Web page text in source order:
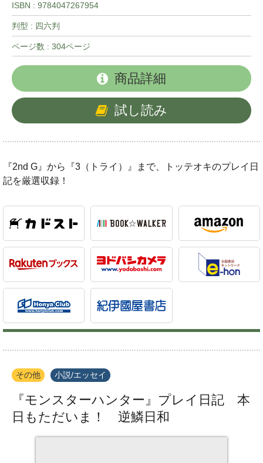
ISBN : 9784047267954
判型 : 四六判
ページ数 : 304ページ
商品詳細
試し読み
『2nd G』から『3（トライ）』まで、トッテオキのプレイ日
記を厳選収録！
その他 小説/エッセイ
『モンスターハンター』プレイ日記 本
日もただいま！ 逆鱗日和